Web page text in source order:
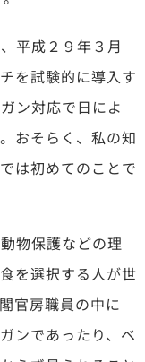
平成２９年３月
を試験的に導入す
ン対応で日によ
おそらく、私の知
は初めてのことで
物保護などの理
を選択する人が世
官房職員の中に
ンであったり、ベ